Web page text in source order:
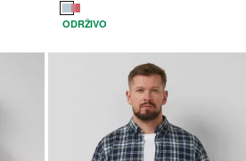
ODRŽIVO